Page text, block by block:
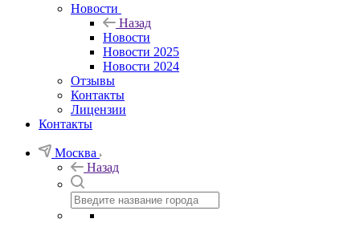
Новости
Назад
Новости
Новости 2025
Новости 2024
Отзывы
Контакты
Лицензии
Контакты
Москва
Назад